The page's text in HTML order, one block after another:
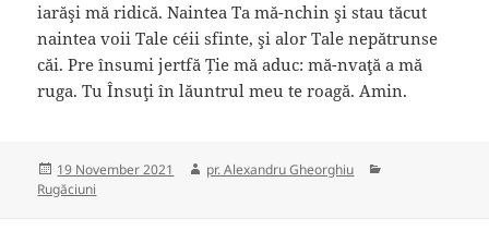
iarăşi mă ridică. Naintea Ta mă-nchin şi stau tăcut
naintea voii Tale céii sfinte, şi alor Tale nepătrunse
căi. Pre însumi jertfă Ție mă aduc: mă-nvaţă a mă
ruga. Tu Însuţi în lăuntrul meu te roagă. Amin.
Posted
on
19 November 2021 Author
pr. Alexandru Gheorghiu
Rugăciuni